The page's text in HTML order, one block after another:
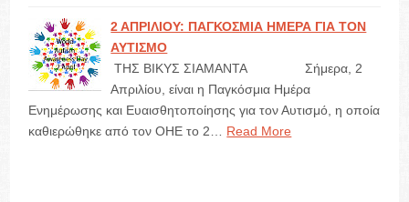
2 ΑΠΡΙΛΙΟΥ: ΠΑΓΚΟΣΜΙΑ ΗΜΕΡΑ ΓΙΑ ΤΟΝ
ΑΥΤΙΣΜΟ
ΤΗΣ ΒΙΚΥΣ ΣΙΑΜΑΝΤΑ Σήμερα, 2
Απριλίου, είναι η Παγκόσμια Ημέρα
Ενημέρωσης και Ευαισθητοποίησης για τον Αυτισμό, η οποία
καθιερώθηκε από τον ΟΗΕ το 2…
Read More